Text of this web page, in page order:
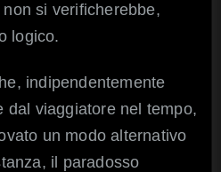
si verificherebbe,
logico.
indipendentemente
dal viaggiatore nel tempo,
un modo alternativo
il paradosso